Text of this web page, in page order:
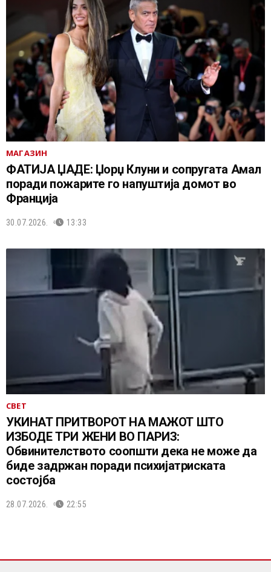
МАГАЗИН
ФАТИЈА ЏАДЕ: Џорџ Клуни и сопругата Амал
поради пожарите го напуштија домот во
Франција
30.07.2026. 13:33
СВЕТ
УКИНАТ ПРИТВОРОТ НА МАЖОТ ШТО
ИЗБОДЕ ТРИ ЖЕНИ ВО ПАРИЗ:
Обвинителството соопшти дека не може да
биде задржан поради психијатриската
состојба
28.07.2026. 22:55